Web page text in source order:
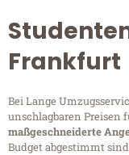
Frankfurt
Bei Lange
unschlagbaren Preisen
maßgeschneiderte
Budget abgestimmt